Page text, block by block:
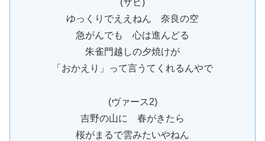
(サビ)
ゆっくりでええねん 奈良の空
急がんでも 心は進んどる
朱雀門越しの夕焼けが
「おかえり」って言うてくれるんやで
(ヴァース2)
吉野の山に 春がきたら
桜がまるで雲みたいやねん